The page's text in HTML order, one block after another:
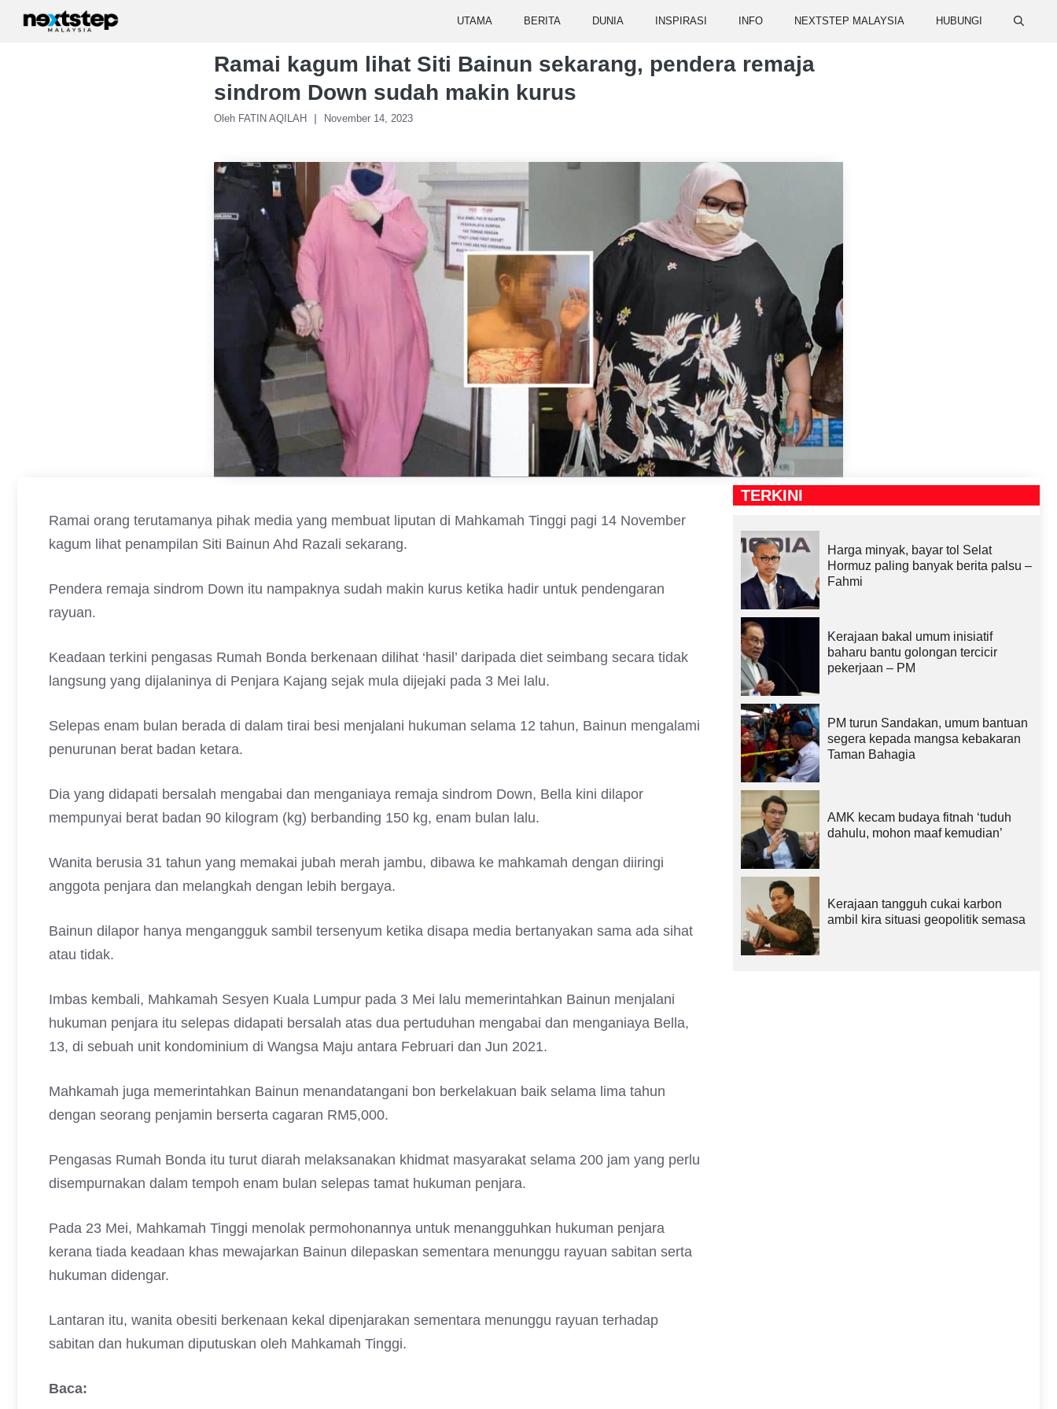
Skip
UTAMA BERITA DUNIA INSPIRASI INFO NEXTSTEP MALAYSIA HUBUNGI
Ramai kagum lihat Siti Bainun sekarang, pendera remaja
sindrom Down sudah makin kurus
Oleh FATIN AQILAH November 14, 2023
Ramai orang terutamanya pihak media yang membuat liputan di Mahkamah Tinggi pagi 14 November
kagum lihat penampilan Siti Bainun Ahd Razali sekarang.
Pendera remaja sindrom Down itu nampaknya sudah makin kurus ketika hadir untuk pendengaran
rayuan.
Keadaan terkini pengasas Rumah Bonda berkenaan dilihat ‘hasil’ daripada diet seimbang secara tidak
langsung yang dijalaninya di Penjara Kajang sejak mula dijejaki pada 3 Mei lalu.
Selepas enam bulan berada di dalam tirai besi menjalani hukuman selama 12 tahun, Bainun mengalami
penurunan berat badan ketara.
Dia yang didapati bersalah mengabai dan menganiaya remaja sindrom Down, Bella kini dilapor
mempunyai berat badan 90 kilogram (kg) berbanding 150 kg, enam bulan lalu.
Wanita berusia 31 tahun yang memakai jubah merah jambu, dibawa ke mahkamah dengan diiringi
anggota penjara dan melangkah dengan lebih bergaya.
Bainun dilapor hanya mengangguk sambil tersenyum ketika disapa media bertanyakan sama ada sihat
atau tidak.
Imbas kembali, Mahkamah Sesyen Kuala Lumpur pada 3 Mei lalu memerintahkan Bainun menjalani
hukuman penjara itu selepas didapati bersalah atas dua pertuduhan mengabai dan menganiaya Bella,
13, di sebuah unit kondominium di Wangsa Maju antara Februari dan Jun 2021.
Mahkamah juga memerintahkan Bainun menandatangani bon berkelakuan baik selama lima tahun
dengan seorang penjamin berserta cagaran RM5,000.
Pengasas Rumah Bonda itu turut diarah melaksanakan khidmat masyarakat selama 200 jam yang perlu
disempurnakan dalam tempoh enam bulan selepas tamat hukuman penjara.
Pada 23 Mei, Mahkamah Tinggi menolak permohonannya untuk menangguhkan hukuman penjara
kerana tiada keadaan khas mewajarkan Bainun dilepaskan sementara menunggu rayuan sabitan serta
hukuman didengar.
Lantaran itu, wanita obesiti berkenaan kekal dipenjarakan sementara menunggu rayuan terhadap
sabitan dan hukuman diputuskan oleh Mahkamah Tinggi.
Baca:
TERKINI
Harga minyak, bayar tol Selat
Hormuz paling banyak berita palsu –
Fahmi
Kerajaan bakal umum inisiatif
baharu bantu golongan tercicir
pekerjaan – PM
PM turun Sandakan, umum bantuan
segera kepada mangsa kebakaran
Taman Bahagia
AMK kecam budaya fitnah ‘tuduh
dahulu, mohon maaf kemudian’
Kerajaan tangguh cukai karbon
ambil kira situasi geopolitik semasa